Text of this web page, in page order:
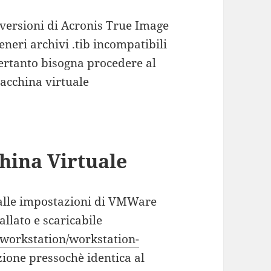
di Acronis True Image
archivi .tib incompatibili
bisogna procedere al
virtuale
Virtuale
impostazioni di VMWare
e scaricabile
workstation-
pressochè identica al